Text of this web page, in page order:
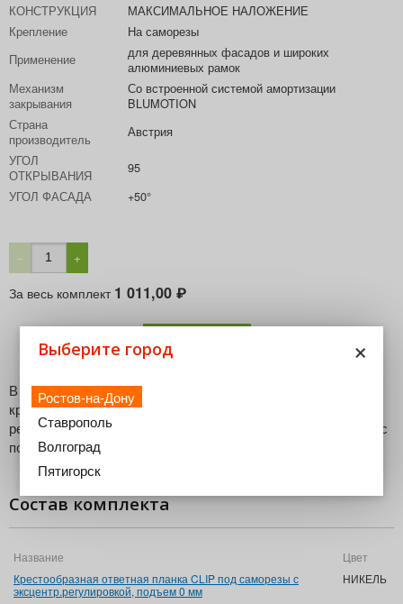
КОНСТРУКЦИЯ
МАКСИМАЛЬНОЕ НАЛОЖЕНИЕ
Крепление
На саморезы
Применение
для деревянных фасадов и широких
алюминиевых рамок
Механизм
закрывания
Со встроенной системой амортизации
BLUMOTION
Страна
производитель
Австрия
УГОЛ
ОТКРЫВАНИЯ
95
УГОЛ ФАСАДА
+50°
− +
За весь комплект 1 011,00 ₽
В комплект входят петля CLIP top BLUMOTION,
крестообразная ответная планка CLIP с подъемом 0 мм и
регулировкой эксцентриком, подкладка клинообразная +5° с
подъемом 6 мм
Состав комплекта
Название Цвет
Крестообразная ответная планка CLIP под саморезы с
эксцентр.регулировкой, подъем 0 мм
НИКЕЛЬ
×
Выберите город
Ростов-на-Дону
Ставрополь
Волгоград
Пятигорск